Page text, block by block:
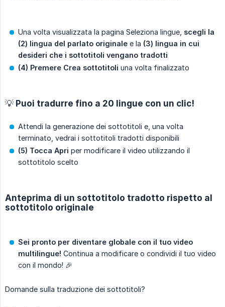
Una volta visualizzata la pagina Seleziona lingue, scegli la
(2) lingua del parlato originale e la (3) lingua in cui
desideri che i sottotitoli vengano tradotti
(4) Premere Crea sottotitoli una volta finalizzato
💡 Puoi tradurre fino a 20 lingue con un clic!
Attendi la generazione dei sottotitoli e, una volta
terminato, vedrai i sottotitoli tradotti disponibili
(5) Tocca Apri per modificare il video utilizzando il
sottotitolo scelto
Anteprima di un sottotitolo tradotto rispetto al
sottotitolo originale
Sei pronto per diventare globale con il tuo video
multilingue! Continua a modificare o condividi il tuo video
con il mondo! 🎉
Domande sulla traduzione dei sottotitoli?